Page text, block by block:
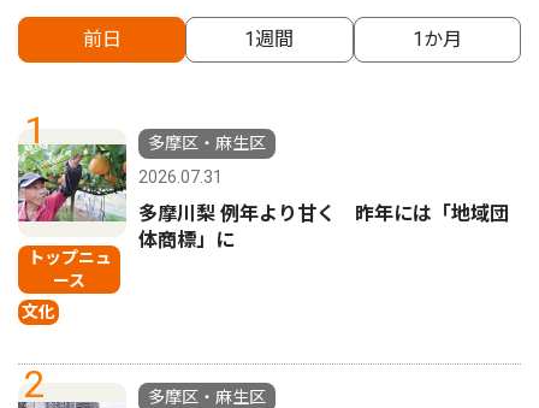
前日 1週間 1か月
1
トップニュ
ース
文化
多摩区・麻生区
2026.07.31
多摩川梨 例年より甘く 昨年には「地域団
体商標」に
2
多摩区・麻生区